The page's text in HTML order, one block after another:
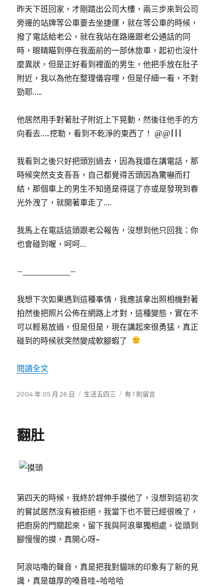
昨天下班回家，才剛踏出公司大樓，兩三步來到公司
旁邊的站牌等公車要去坐捷運，就在等公車的時候，
撥了電話給老公，就在我站在路邊跟老公通話的同
時，眼睛瞄到停在我面前的一部休旅車，起初也沒什
麼異狀，但是正好看到裡面的男生，他把手放在肚子
附近，我以為他在整理儀容哩，但是仔細一看，不對
勁耶…..
他居然用手對著肚子附近上下晃動，然後往他手的方
向看去…..挖勒，看到不乾淨的東西了！ @@|||
我看到之後只好把頭別過去，因為我還在講電話，那
時候突然支支吾吾，自己都覺得舌頭因為驚嚇而打
結，那個車上的男生不知道是得逞了亦或是發現到春
光外洩了，就開著車走了….
我馬上在電話這頭跟老公報告，沒想到他只回我：你
也會碰到喔，呵呵…
–____________–
我想下次如果遇到這種事情，我應該拿出照相機對著
拍然後把照片公佈在網路上才對，這種變態，實在不
可以輕易放過，但是但是，現在講起來很勇猛，真正
碰到的時候就突然變成軟腳蝦了
閱讀全文
發
2004 年 05 月 26 日
分
生活五四三
在
有 1 則留言
翻肚
第四天的時候，我終於趕伸手摸他了，沒想到這初次
的嘗試居然沒有被拒絕，我當下也不管已經很晚了，
把廚房的門關起來，留下我與阿浪單獨相處，從頭到
腳慢慢的摸，真開心呀~
阿浪咕嚕的聲音，真是把我對貓咪的印象有了新的見
識，真是雄厚的嗓音哇~哈哈哈